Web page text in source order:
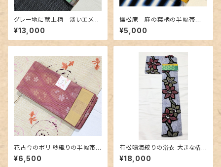
グレー地に献上柄 淡いエメラ
ルドグリーン 博多織りリバー
シブル半幅帯
¥13,000
撫松庵 麻の葉柄の半幅帯
黄色✕金茶色
¥5,000
花古今のポリ 紗織りの半幅帯
リバーシブル
¥6,500
有松鳴海絞りの浴衣 大きな桔
梗柄
¥18,000